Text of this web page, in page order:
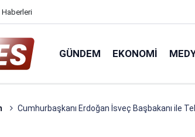
Haberleri
GÜNDEM EKONOMI
Cumhurbaşkanı Erdoğan İsveç Başbakanı ile